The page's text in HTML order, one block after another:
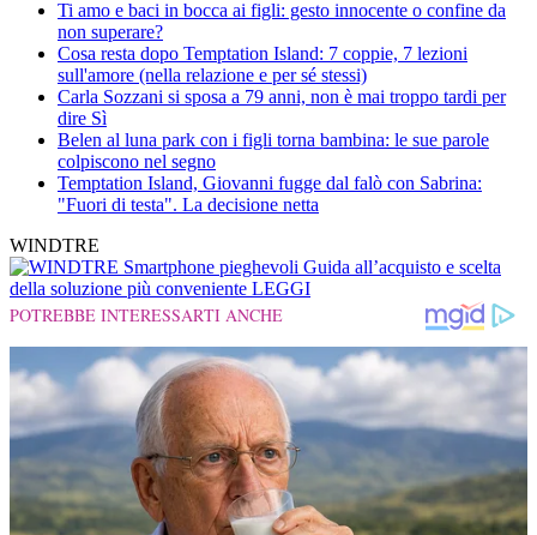
Ti amo e baci in bocca ai figli: gesto innocente o confine da
non superare?
Cosa resta dopo Temptation Island: 7 coppie, 7 lezioni
sull'amore (nella relazione e per sé stessi)
Carla Sozzani si sposa a 79 anni, non è mai troppo tardi per
dire Sì
Belen al luna park con i figli torna bambina: le sue parole
colpiscono nel segno
Temptation Island, Giovanni fugge dal falò con Sabrina:
"Fuori di testa". La decisione netta
WINDTRE
Smartphone pieghevoli Guida all’acquisto e scelta
della soluzione più conveniente LEGGI